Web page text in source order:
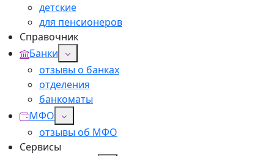
детские
для пенсионеров
Справочник
Банки
отзывы о банках
отделения
банкоматы
МФО
отзывы об МФО
Сервисы